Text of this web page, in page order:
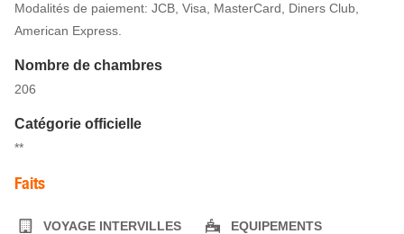
Modalités de paiement: JCB, Visa, MasterCard, Diners Club,
American Express.
Nombre de chambres
206
Catégorie officielle
**
Faits
VOYAGE INTERVILLES EQUIPEMENTS